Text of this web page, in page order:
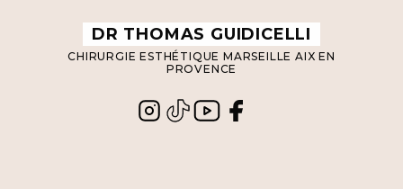
DR THOMAS GUIDICELLI
CHIRURGIE ESTHÉTIQUE MARSEILLE AIX EN
PROVENCE